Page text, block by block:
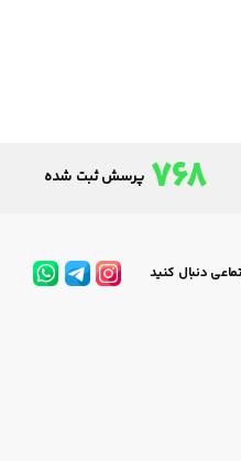
768 پرسش ثبت شده
دنبال کنید